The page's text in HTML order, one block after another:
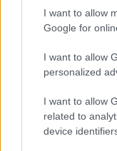
I want to allow
Google for
I want to allow
personalized
I want to allow
related to
device
povezani so bili s
Sledijo stres,
smrt za 20 do 30
bilo povezano s 5